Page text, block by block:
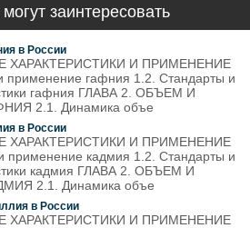
заинтересовать
в России
ХАРАКТЕРИСТИКИ И ПРИМЕНЕНИЕ
гафния 1.2. Стандарты и
гафния ГЛАВА 2. ОБЪЕМ И
2.1. Динамика объе
в России
ХАРАКТЕРИСТИКИ И ПРИМЕНЕНИЕ
кадмия 1.2. Стандарты и
кадмия ГЛАВА 2. ОБЪЕМ И
2.1. Динамика объе
в России
ХАРАКТЕРИСТИКИ И ПРИМЕНЕНИЕ